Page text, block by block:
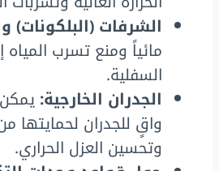
الشرفات (البلكونات)
مائياً ومنع تسرب
السفلية.
الجدران الخارجية:
واقٍ للجدران لحمايتها
وتحسين العزل الحراري.